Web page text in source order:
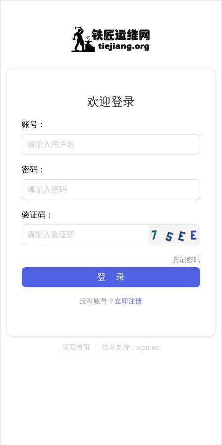
欢迎登录
账号：
密码：
验证码：
忘记密码
登 录
没有账号？ 立即注册
返回首页 技术支持：wpzt.net